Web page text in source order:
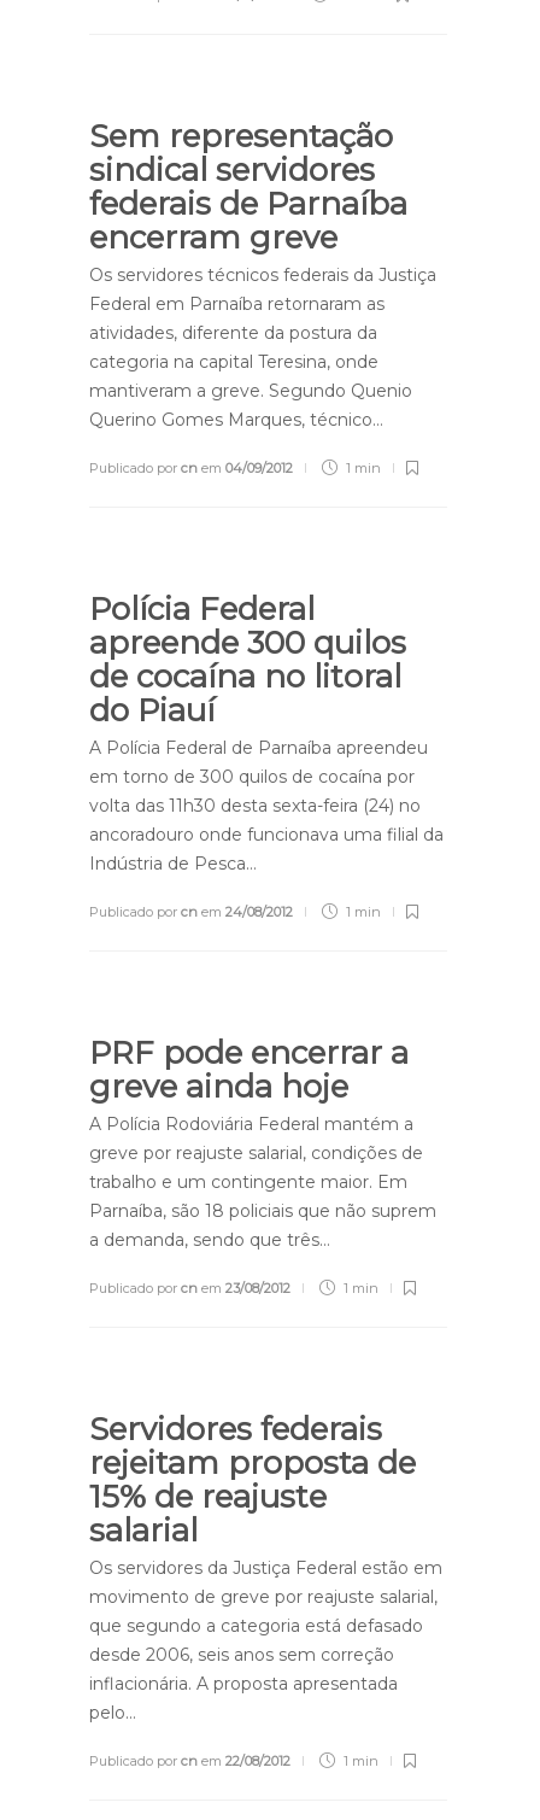
Sem representação
sindical servidores
federais de Parnaíba
encerram greve
Os servidores técnicos federais da Justiça
Federal em Parnaíba retornaram as
atividades, diferente da postura da
categoria na capital Teresina, onde
mantiveram a greve. Segundo Quenio
Querino Gomes Marques, técnico…
Publicado por cn em 04/09/2012 1 min
Polícia Federal
apreende 300 quilos
de cocaína no litoral
do Piauí
A Polícia Federal de Parnaíba apreendeu
em torno de 300 quilos de cocaína por
volta das 11h30 desta sexta-feira (24) no
ancoradouro onde funcionava uma filial da
Indústria de Pesca…
Publicado por cn em 24/08/2012 1 min
PRF pode encerrar a
greve ainda hoje
A Polícia Rodoviária Federal mantém a
greve por reajuste salarial, condições de
trabalho e um contingente maior. Em
Parnaíba, são 18 policiais que não suprem
a demanda, sendo que três…
Publicado por cn em 23/08/2012 1 min
Servidores federais
rejeitam proposta de
15% de reajuste
salarial
Os servidores da Justiça Federal estão em
movimento de greve por reajuste salarial,
que segundo a categoria está defasado
desde 2006, seis anos sem correção
inflacionária. A proposta apresentada
pelo…
Publicado por cn em 22/08/2012 1 min